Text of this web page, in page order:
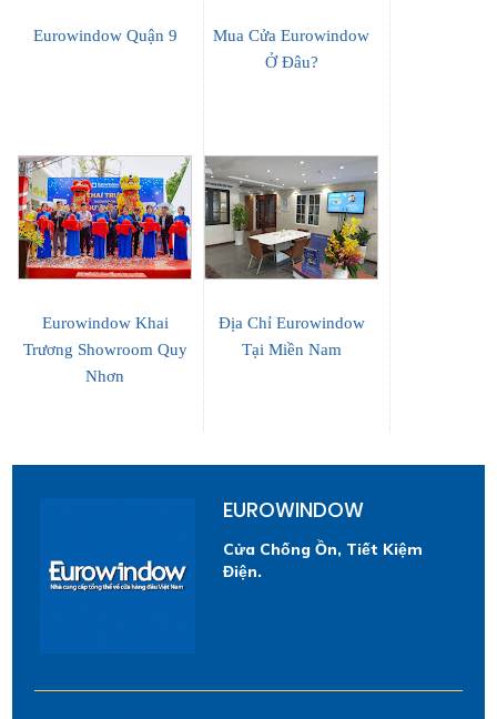
Eurowindow Quận 9
Mua Cửa Eurowindow
Ở Đâu?
Eurowindow Khai
Trương Showroom Quy
Nhơn
Địa Chỉ Eurowindow
Tại Miền Nam
EUROWINDOW
Cửa Chống Ồn, Tiết Kiệm
Điện.